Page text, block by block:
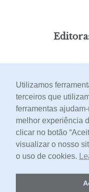
2026 -
Utilizamos
terceiros que
ferramentas
melhor experiência
clicar no botão
visualizar o nosso
o uso de cookies.